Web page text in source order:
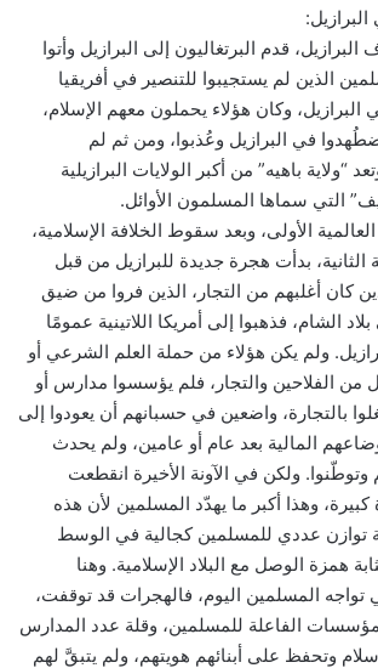
قدم البرتغاليون إلى البرازيل وأتوا
الذين لم يستجيبوا للتنصير في أفريقيا
وكان هؤلاء يحملون معهم الإسلام،
في البرازيل وعُذبوا، ومن ثم لم
“ولاية باهيه” من أكبر الولايات البرازيلية
التي سماها المسلمون الأوائل.
الأولى، وبعد سقوط الخلافة الإسلامية،
الثانية، بدأت هجرة جديدة للبرازيل من قبل
كان أغلبهم من التجار، الذين فروا من ضيق
الشام، فذهبوا إلى أمريكا اللاتينية عمومًا
ولم يكن هؤلاء من حملة العلم الشرعي أو
من الفلاحين والتجار، فلم يؤسسوا مدارس أو
بالتجارة، واضعين في حسبانهم أن يعودوا إلى
المالية بعد عام أو عامين، ولم يحدث
ولكن في الآونة الأخيرة انقطعت
وهذا أكبر ما يهدّد المسلمين لأن هذه
توازن عددي للمسلمين كجالية في الوسط
همزة الوصل مع البلاد الإسلامية. وهنا
تواجه المسلمين اليوم، فالهجرات قد توقفت،
الفاعلة للمسلمين، وقلة عدد المدارس
وتحفظ على أبنائهم هويتهم، ولم يتبقَّ لهم